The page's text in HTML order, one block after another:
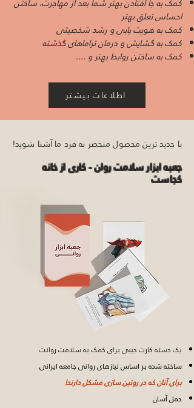
احساس تعلق بهتر
کمک به هویت یابی و رشد شخصیتی
کمک به گشایش و درمان تراماهای گذشته
کمک به ساختن روابط بهتر و ....
اطلاعات بیشتر
با جدید ترین محصول منحصر به فرد ما آشنا شوید!
جعبه ابزار سلامت روان - کاری از خانه
کجاست
یک دسته کارت جیبی برای کمک به سلامت روانت
ساخته شده بر اساس نیازهای روانی جامعه ایرانی
برای آنان که در روتین سازی مشکل دارند!
حمل آسان